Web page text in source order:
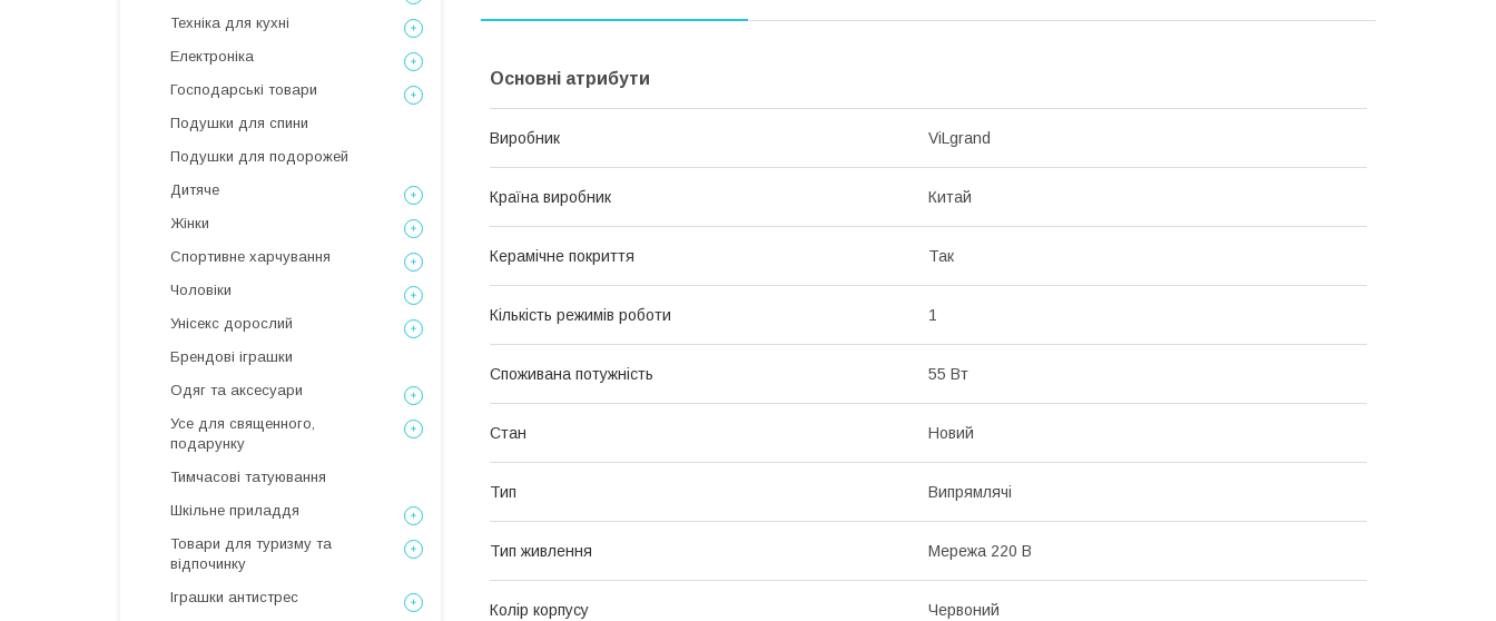
Основні атрибути
Виробник ViLgrand
Країна виробник Китай
Керамічне покриття Так
Кількість режимів роботи 1
Споживана потужність 55 Вт
Стан Новий
Тип Випрямлячі
Тип живлення Мережа 220 В
Колір корпусу Червоний
Техніка для кухні
Електроніка
Господарські товари
Подушки для спини
Подушки для подорожей
Дитяче
Жінки
Спортивне харчування
Чоловіки
Унісекс дорослий
Брендові іграшки
Одяг та аксесуари
Усе для священного,
подарунку
Тимчасові татуювання
Шкільне приладдя
Товари для туризму та
відпочинку
Іграшки антистрес